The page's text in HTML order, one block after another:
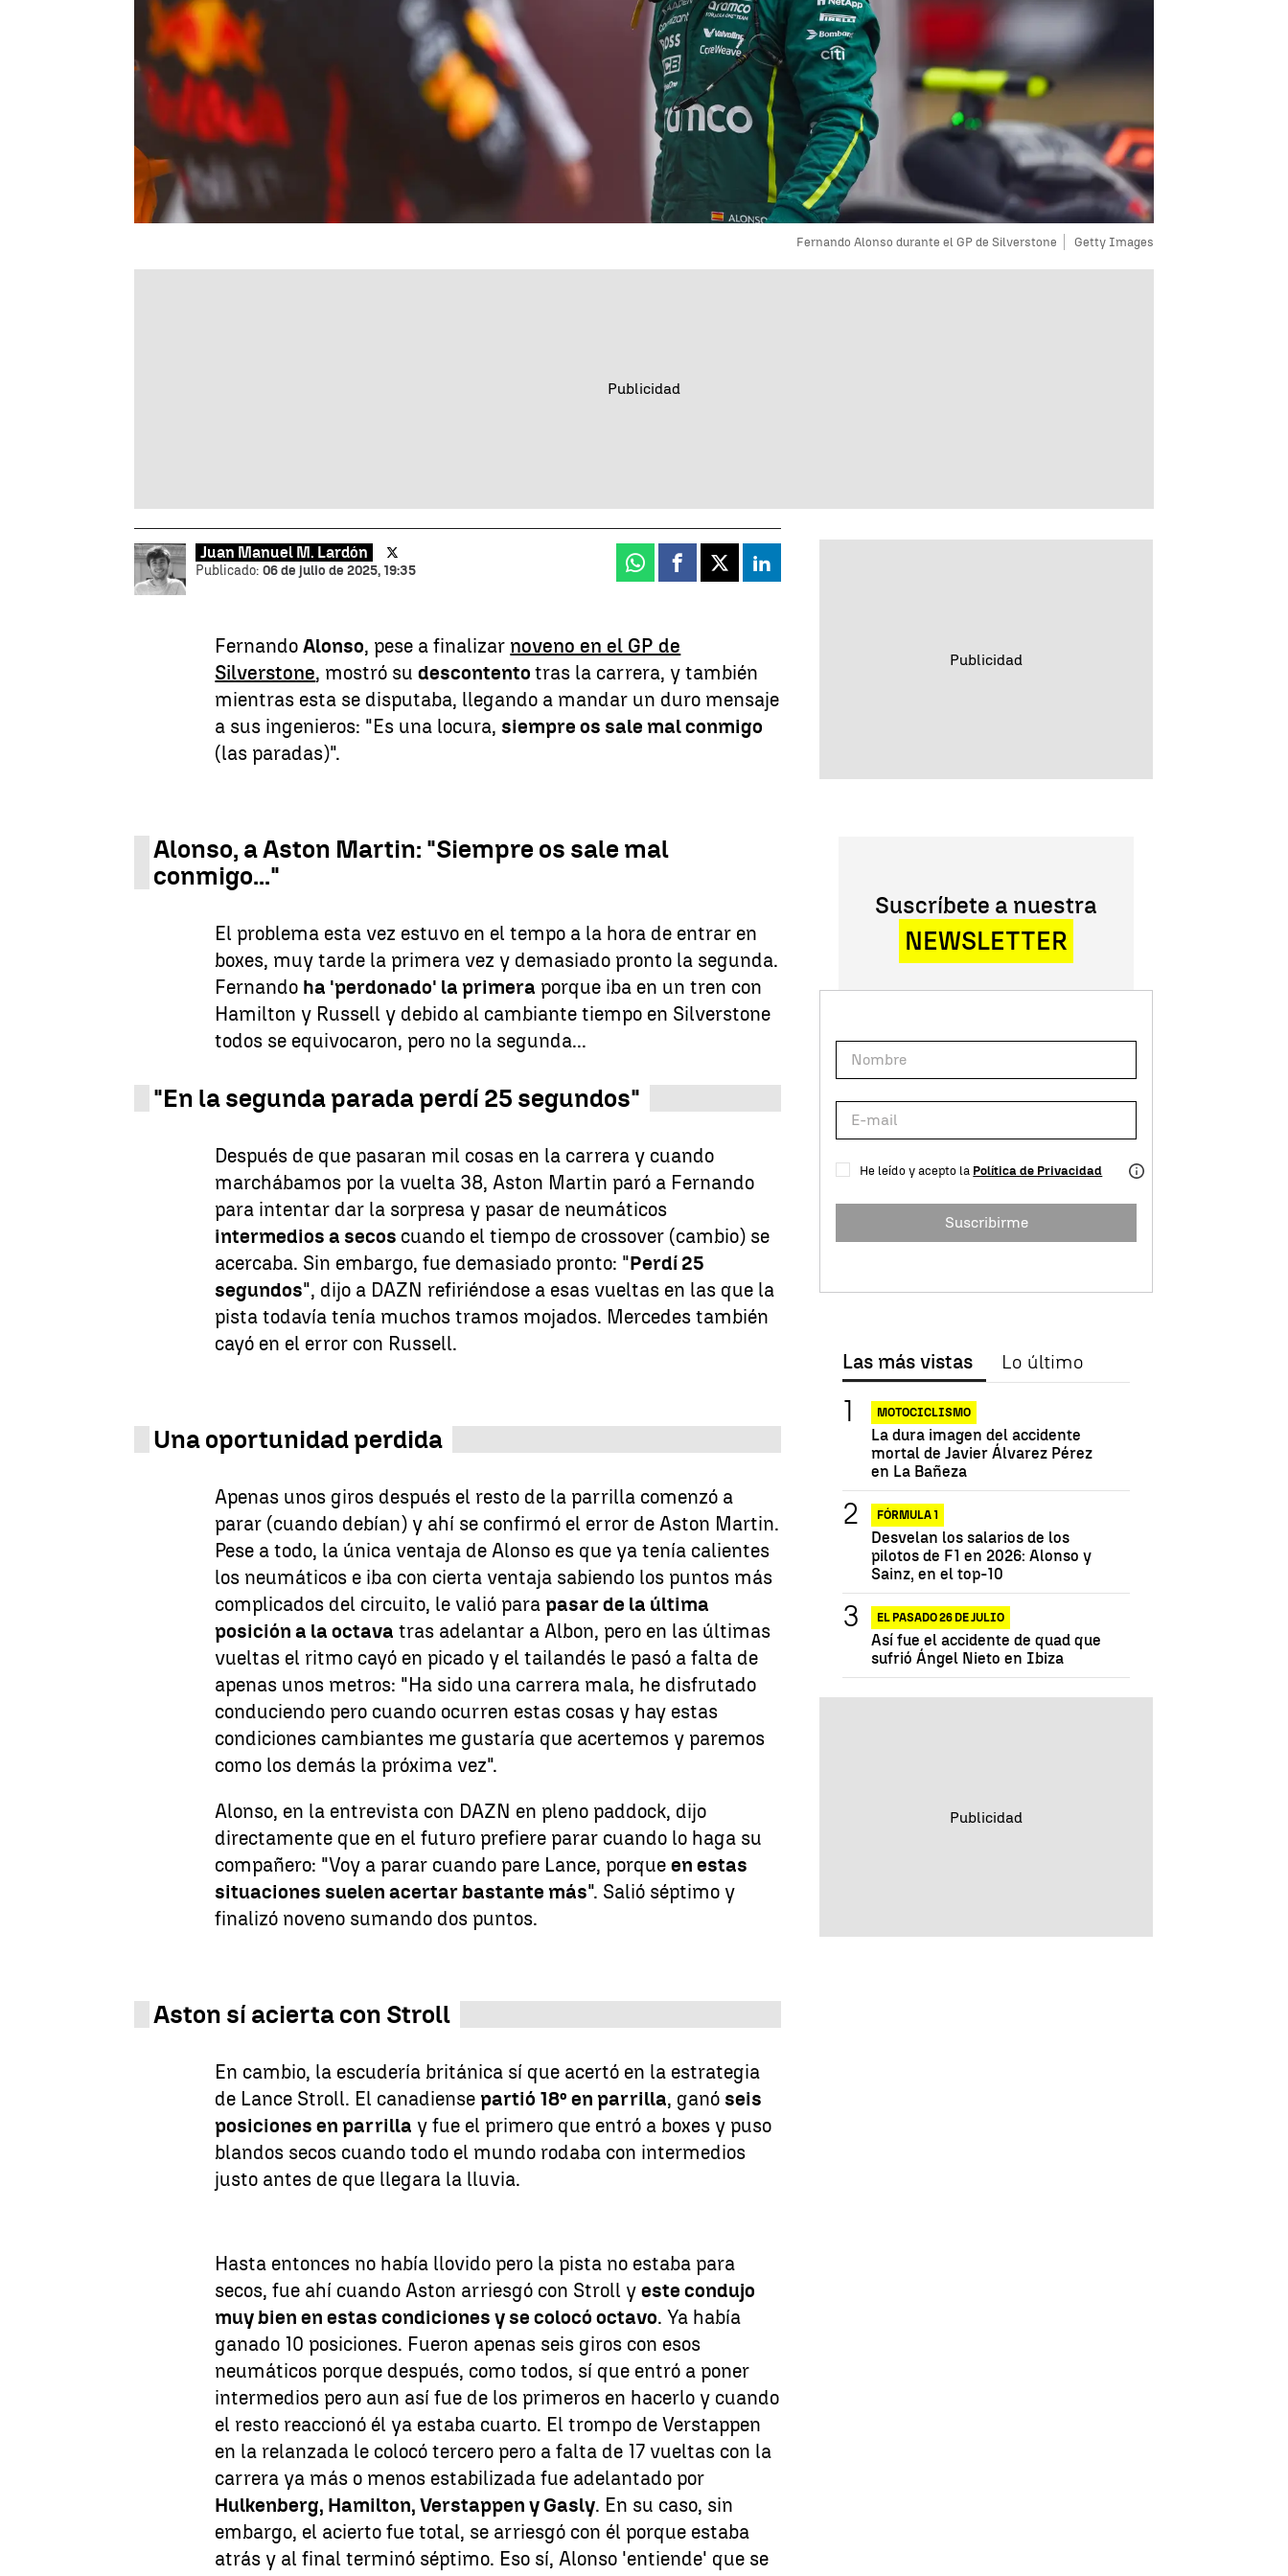
Fernando Alonso durante el GP de Silverstone Getty Images
Juan Manuel M. Lardón
Publicado: 06 de julio de 2025, 19:35 Whatsapp
Facebook
X Linkedin
FernandoAlonso, pese a finalizar noveno en el GP de
Silverstone, mostró sudescontentotras la carrera, y también
mientras esta se disputaba, llegando a mandar un duro mensaje
a sus ingenieros: "Es una locura,siempre os sale mal conmigo
(las paradas)".
Alonso, a Aston Martin: "Siempre os sale mal
conmigo..."
El problema esta vez estuvo en el tempo a la hora de entrar en
boxes, muy tarde la primera vez y demasiado pronto la segunda.
Fernando ha 'perdonado' la primera porque iba en un tren con
Hamilton y Russell y debido al cambiante tiempo en Silverstone
todos se equivocaron, pero no la segunda...
"En la segunda parada perdí 25 segundos"
Después de que pasaran mil cosas en la carrera y cuando
marchábamos por la vuelta 38, Aston Martin paró a Fernando
para intentar dar la sorpresa y pasar de neumáticos
intermedios a secos cuando el tiempo de crossover (cambio) se
acercaba. Sin embargo, fue demasiado pronto: "Perdí 25
segundos", dijo a DAZN refiriéndose a esas vueltas en las que la
pista todavía tenía muchos tramos mojados. Mercedes también
cayó en el error con Russell.
Una oportunidad perdida
Apenas unos giros después el resto de la parrilla comenzó a
parar (cuando debían) y ahí se confirmó el error de Aston Martin.
Pese a todo, la única ventaja de Alonso es que ya tenía calientes
los neumáticos e iba con cierta ventaja sabiendo los puntos más
complicados del circuito, le valió parapasar de la última
posición a la octava tras adelantar a Albon, pero en las últimas
vueltas el ritmo cayó en picado y el tailandés le pasó a falta de
apenas unos metros: "Ha sido una carrera mala, he disfrutado
conduciendo pero cuando ocurren estas cosas y hay estas
condiciones cambiantes me gustaría que acertemos y paremos
como los demás la próxima vez".
Alonso, en la entrevista con DAZN en pleno paddock, dijo
directamente que en el futuro prefiere parar cuando lo haga su
compañero: "Voy a parar cuando pare Lance, porqueen estas
situaciones suelen acertar bastante más". Salió séptimo y
finalizó noveno sumando dos puntos.
Aston sí acierta con Stroll
En cambio, la escudería británica sí que acertó en la estrategia
de Lance Stroll. El canadiensepartió 18º en parrilla, ganóseis
posiciones en parrilla y fue el primero que entró a boxes y puso
blandos secos cuando todo el mundo rodaba con intermedios
justo antes de que llegara la lluvia.
Hasta entonces no había llovido pero la pista no estaba para
secos, fue ahí cuando Aston arriesgó con Stroll yeste condujo
muy bien en estas condiciones y se colocó octavo. Ya había
ganado 10 posiciones. Fueron apenas seis giros con esos
neumáticos porque después, como todos, sí que entró a poner
intermedios pero aun así fue de los primeros en hacerlo y cuando
el resto reaccionó él ya estaba cuarto. El trompo de Verstappen
en la relanzada le colocó tercero pero a falta de 17 vueltas con la
carrera ya más o menos estabilizada fue adelantado por
Hulkenberg, Hamilton, Verstappen y Gasly. En su caso, sin
embargo, el acierto fue total, se arriesgó con él porque estaba
atrás y al final terminó séptimo. Eso sí, Alonso 'entiende' que se
Suscríbete a nuestra
NEWSLETTER
He leído y acepto la Política de Privacidad
Suscribirme
Las más vistas Lo último
MOTOCICLISMO
La dura imagen del accidente
mortal de Javier Álvarez Pérez
en La Bañeza
FÓRMULA 1
Desvelan los salarios de los
pilotos de F1 en 2026: Alonso y
Sainz, en el top-10
EL PASADO 26 DE JULIO
Así fue el accidente de quad que
sufrió Ángel Nieto en Ibiza